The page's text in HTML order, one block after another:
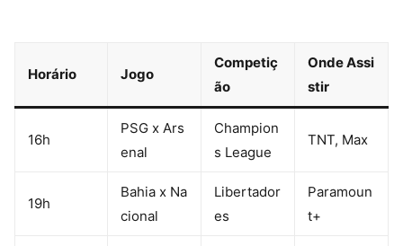
Horário Jogo
Competiç
ão
Onde Assi
stir
16h
PSG x Ars
enal
Champion
s League
TNT, Max
19h
Bahia x Na
cional
Libertador
es
Paramoun
t+